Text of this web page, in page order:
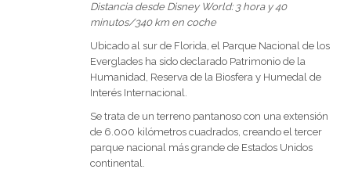
Distancia desde Disney World: 3 hora y 40
minutos/340 km en coche
Ubicado al sur de Florida, el Parque Nacional de los
Everglades ha sido declarado Patrimonio de la
Humanidad, Reserva de la Biosfera y Humedal de
Interés Internacional.
Se trata de un terreno pantanoso con una extensión
de 6.000 kilómetros cuadrados, creando el tercer
parque nacional más grande de Estados Unidos
continental.